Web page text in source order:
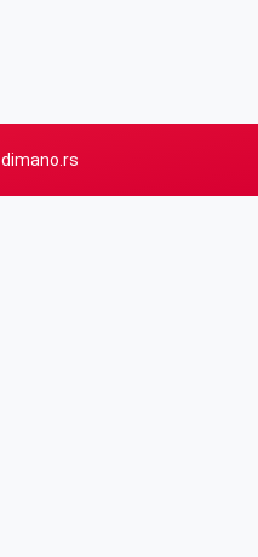
dimano.rs